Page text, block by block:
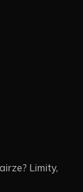
Limity,